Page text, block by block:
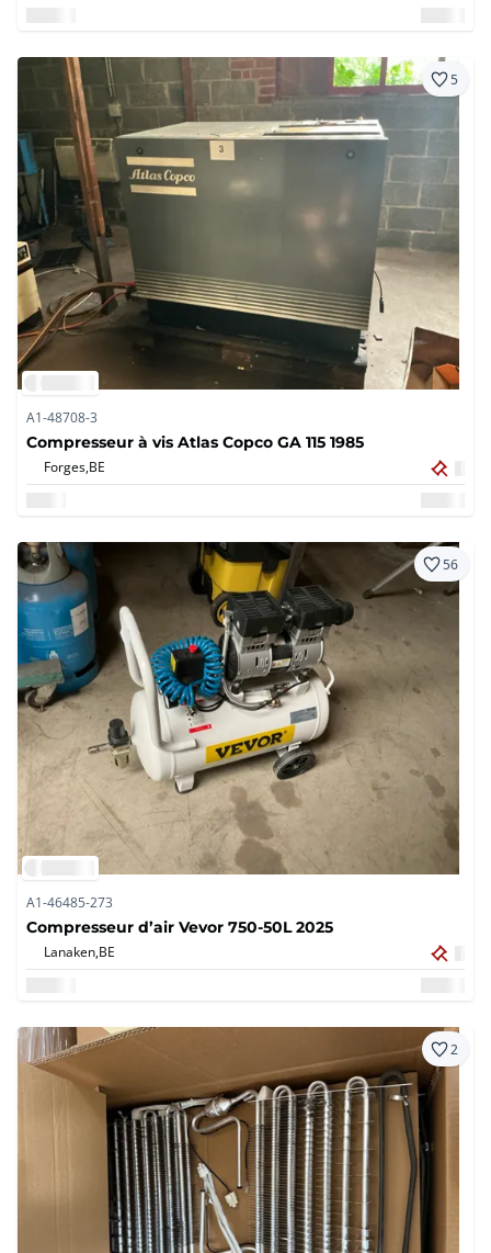
5
A1-48708-3
Compresseur à vis Atlas Copco GA 115 1985
Forges,BE
56
A1-46485-273
Compresseur d’air Vevor 750-50L 2025
Lanaken,BE
2